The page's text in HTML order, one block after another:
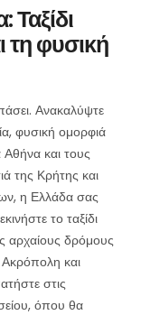
τη φυσική
Ανακαλύψτε
φυσική ομορφιά
Αθήνα και τους
της Κρήτης και
η Ελλάδα σας
το ταξίδι
αρχαίους δρόμους
Ακρόπολη και
στις
όπου θα